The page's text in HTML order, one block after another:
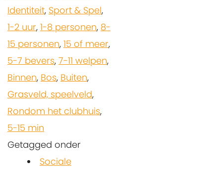
Identiteit, Sport & Spel,
1-2 uur, 1-8 personen, 8-
15 personen, 15 of meer,
5-7 bevers, 7-11 welpen,
Binnen, Bos, Buiten,
Grasveld, speelveld,
Rondom het clubhuis,
5-15 min
Getagged onder
Sociale